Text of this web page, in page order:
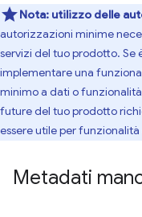
Nota: utilizzo delle
autorizzazioni minime
servizi del tuo prodotto. Se
implementare una
minimo a dati o
future del tuo prodotto
essere utile per
Metadati